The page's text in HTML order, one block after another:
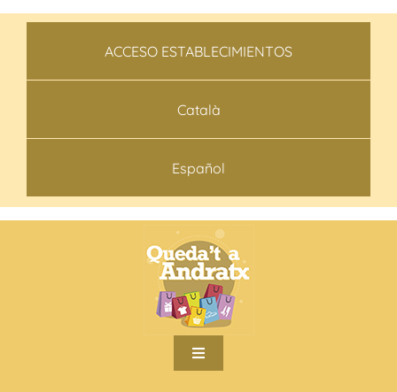
Skip
ACCESO ESTABLECIMIENTOS
Català
Español
Toggle